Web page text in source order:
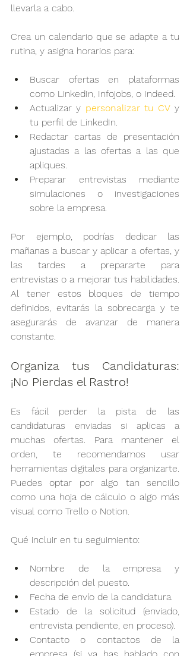
llevarla a cabo.
Crea un calendario que se adapte a tu
rutina, y asigna horarios para:
Buscar ofertas en plataformas
como LinkedIn, Infojobs, o Indeed.
Actualizar y personalizar tu CV y
tu perfil de LinkedIn.
Redactar cartas de presentación
ajustadas a las ofertas a las que
apliques.
Preparar entrevistas mediante
simulaciones o investigaciones
sobre la empresa.
Por ejemplo, podrías dedicar las
mañanas a buscar y aplicar a ofertas, y
las tardes a prepararte para
entrevistas o a mejorar tus habilidades.
Al tener estos bloques de tiempo
definidos, evitarás la sobrecarga y te
asegurarás de avanzar de manera
constante.
Organiza tus Candidaturas:
¡No Pierdas el Rastro!
Es fácil perder la pista de las
candidaturas enviadas si aplicas a
muchas ofertas. Para mantener el
orden, te recomendamos usar
herramientas digitales para organizarte.
Puedes optar por algo tan sencillo
como una hoja de cálculo o algo más
visual como Trello o Notion.
Qué incluir en tu seguimiento:
Nombre de la empresa y
descripción del puesto.
Fecha de envío de la candidatura.
Estado de la solicitud (enviado,
entrevista pendiente, en proceso).
Contacto o contactos de la